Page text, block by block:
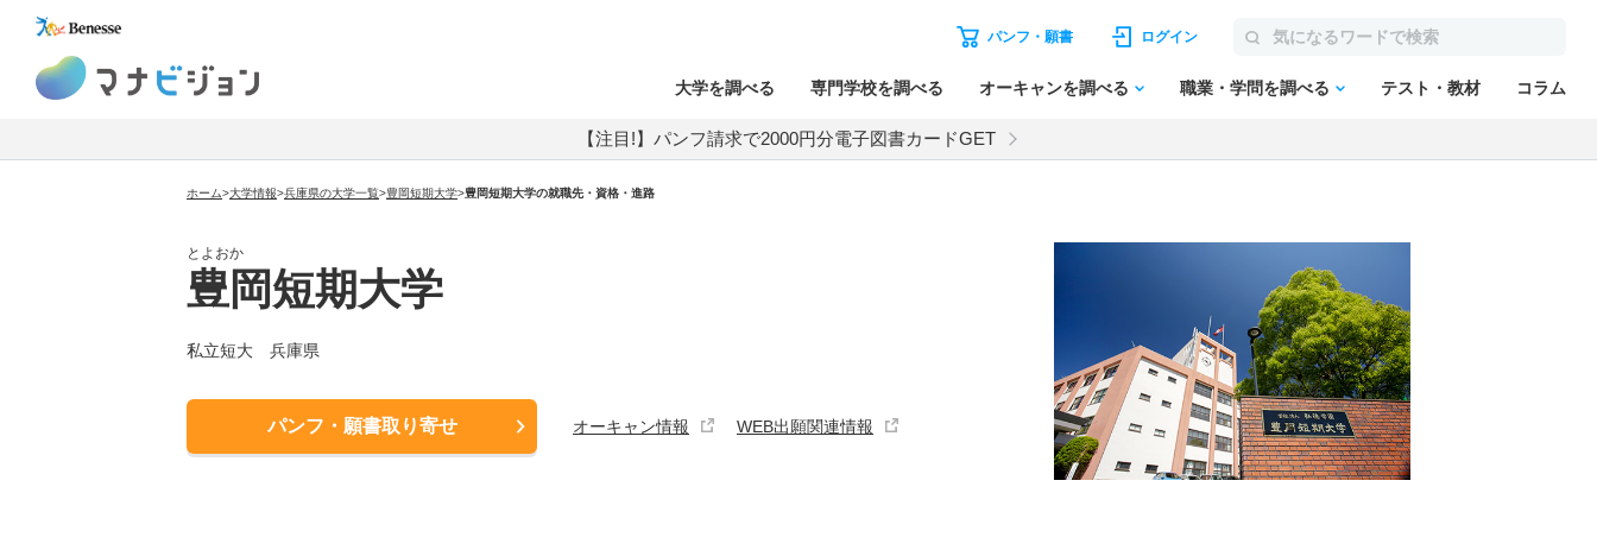
パンフ・願書 ログイン
大学を調べる 専門学校を調べる オーキャンを調べる 職業・学問を調べる テスト・教材 コラム
【注目!】パンフ請求で2000円分電子図書カードGET
ホーム>大学情報>兵庫県の大学一覧>豊岡短期大学>豊岡短期大学の就職先・資格・進路
とよおか
豊岡短期大学
私立短大 兵庫県
パンフ・願書取り寄せ オーキャン情報 WEB出願関連情報